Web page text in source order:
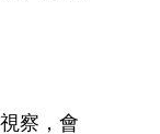
察，會